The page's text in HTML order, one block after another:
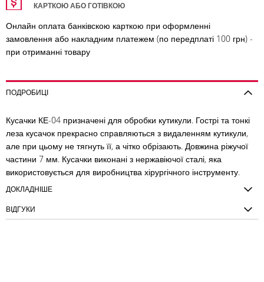
КАРТКОЮ АБО ГОТІВКОЮ
Онлайн оплата банківскою карткою при оформленні
замовлення або накладним платежем (по передплаті 100 грн) -
при отриманні товару
ПОДРОБИЦІ
Кусачки КЕ-04 призначені для обробки кутикули. Гострі та тонкі
леза кусачок прекрасно справляються з видаленням кутикули,
але при цьому не тягнуть її, а чітко обрізають. Довжина ріжучої
частини 7 мм. Кусачки виконані з нержавіючої сталі, яка
використовується для виробництва хірургічного інструменту.
ДОКЛАДНІШЕ
ВІДГУКИ